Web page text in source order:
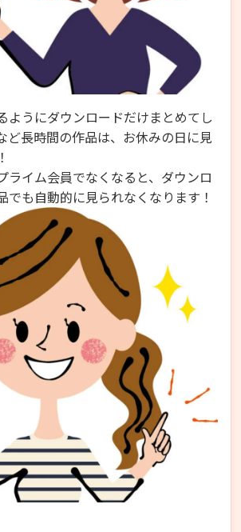
ようにダウンロードだけまとめてし
ど長時間の作品は、お休みの日に見
ライム会員でなくなると、ダウンロ
でも自動的に見られなくなります！